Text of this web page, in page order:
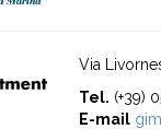
Via
Tel. (+39)
E-mail